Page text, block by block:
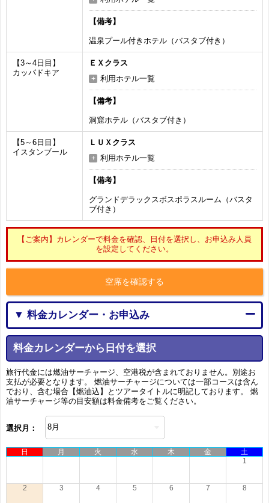
【備考】
温泉プール付きホテル（バスタブ付き）
【3～4日目】
カッパドキア
ＥＸクラス
利用ホテル一覧
【備考】
洞窟ホテル（バスタブ付き）
【5～6日目】
イスタンブール
ＬＵＸクラス
利用ホテル一覧
【備考】
グランドデラックスボスポラスルーム（バスタ
ブ付き）
【ご案内】カレンダーで料金を確認、日付を選択し、お申込み人員
を設定してください。
空席を確認する
▼ 料金カレンダー・お申込み
料金カレンダーから日付を選択
旅行代金には燃油サーチャージ、空港税が含まれておりません。別途お
支払が必要となります。 燃油サーチャージについては一部コースは含ん
でおり、含む場合【燃油込】とツアータイトルに明記しております。 燃
油サーチャージ等の目安額は料金備考をご覧ください。
選択月：
日 月 火 水 木 金
土
1
2 3 4 5 6 7 8